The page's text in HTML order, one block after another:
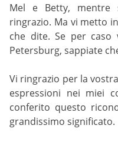
Mel e Betty, mentre
ringrazio. Ma vi metto
che dite. Se per caso
Petersburg, sappiate
Vi ringrazio per la
espressioni nei miei
conferito questo
grandissimo significato.